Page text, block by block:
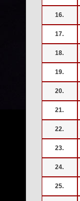
16.
17.
18.
19.
20.
21.
22.
23.
24.
25.